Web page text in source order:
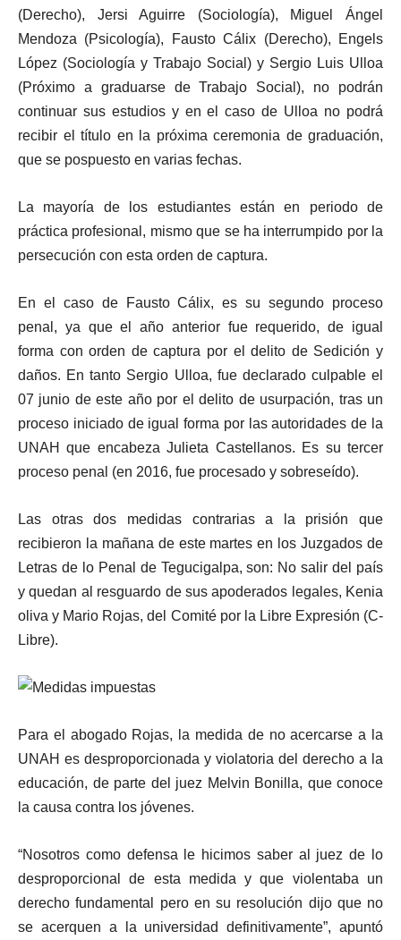
(Derecho), Jersi Aguirre (Sociología), Miguel Ángel
Mendoza (Psicología), Fausto Cálix (Derecho), Engels
López (Sociología y Trabajo Social) y Sergio Luis Ulloa
(Próximo a graduarse de Trabajo Social), no podrán
continuar sus estudios y en el caso de Ulloa no podrá
recibir el título en la próxima ceremonia de graduación,
que se pospuesto en varias fechas.
La mayoría de los estudiantes están en periodo de
práctica profesional, mismo que se ha interrumpido por la
persecución con esta orden de captura.
En el caso de Fausto Cálix, es su segundo proceso
penal, ya que el año anterior fue requerido, de igual
forma con orden de captura por el delito de Sedición y
daños. En tanto Sergio Ulloa, fue declarado culpable el
07 junio de este año por el delito de usurpación, tras un
proceso iniciado de igual forma por las autoridades de la
UNAH que encabeza Julieta Castellanos. Es su tercer
proceso penal (en 2016, fue procesado y sobreseído).
Las otras dos medidas contrarias a la prisión que
recibieron la mañana de este martes en los Juzgados de
Letras de lo Penal de Tegucigalpa, son: No salir del país
y quedan al resguardo de sus apoderados legales, Kenia
oliva y Mario Rojas, del Comité por la Libre Expresión (C-
Libre).
Para el abogado Rojas, la medida de no acercarse a la
UNAH es desproporcionada y violatoria del derecho a la
educación, de parte del juez Melvin Bonilla, que conoce
la causa contra los jóvenes.
“Nosotros como defensa le hicimos saber al juez de lo
desproporcional de esta medida y que violentaba un
derecho fundamental pero en su resolución dijo que no
se acerquen a la universidad definitivamente”, apuntó